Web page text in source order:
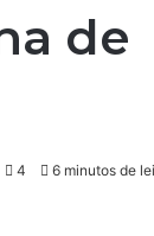
de
4 6 minutos de